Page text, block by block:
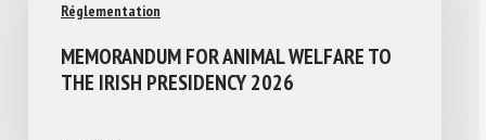
Réglementation
MEMORANDUM FOR ANIMAL WELFARE TO
THE IRISH PRESIDENCY 2026